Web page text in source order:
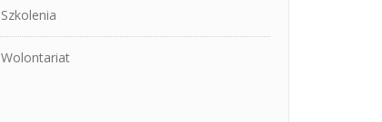
Szkolenia
Wolontariat